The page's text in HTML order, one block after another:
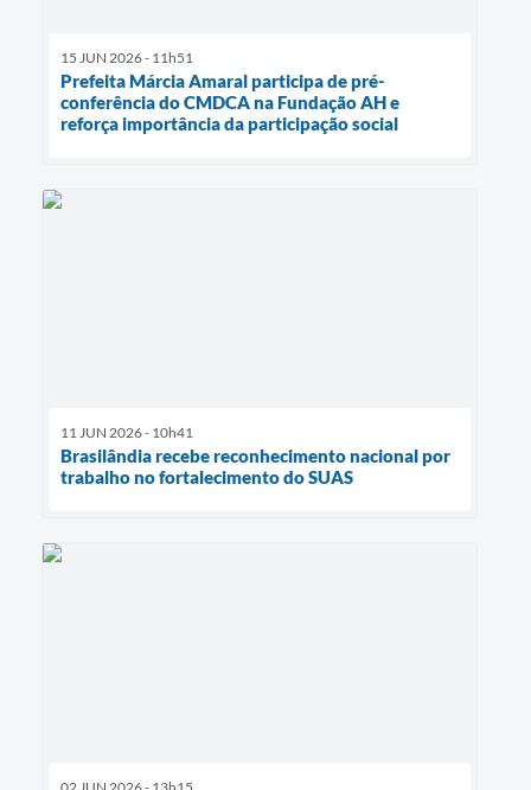
15 JUN 2026 - 11h51
Prefeita Márcia Amaral participa de pré-
conferência do CMDCA na Fundação AH e
reforça importância da participação social
11 JUN 2026 - 10h41
Brasilândia recebe reconhecimento nacional por
trabalho no fortalecimento do SUAS